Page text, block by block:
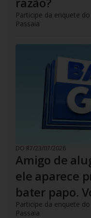
Participe da enquete
Passaia
DO R7/23/07/2026
Amigo de
ele aparece
bater papo.
Participe da enquete
Passaia